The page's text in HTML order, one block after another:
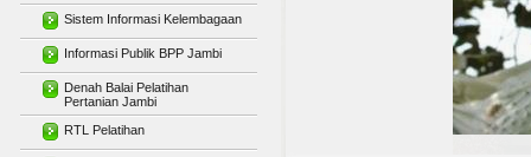
Sistem Informasi Kelembagaan
Informasi Publik BPP Jambi
Denah Balai Pelatihan
Pertanian Jambi
RTL Pelatihan
Gedung Unit Pembelajaran Multi